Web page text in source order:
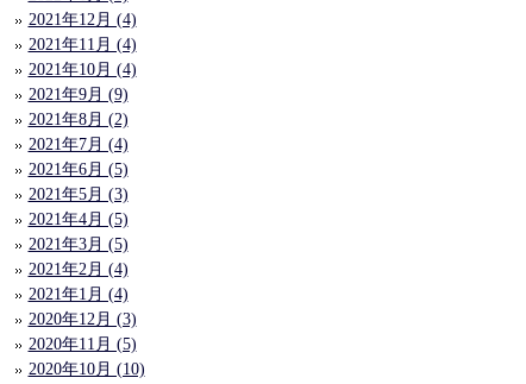
2021年12月 (4)
2021年11月 (4)
2021年10月 (4)
2021年9月 (9)
2021年8月 (2)
2021年7月 (4)
2021年6月 (5)
2021年5月 (3)
2021年4月 (5)
2021年3月 (5)
2021年2月 (4)
2021年1月 (4)
2020年12月 (3)
2020年11月 (5)
2020年10月 (10)